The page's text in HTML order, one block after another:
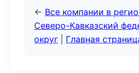
← Все компании в
Северо-Кавказский
округ
Главная